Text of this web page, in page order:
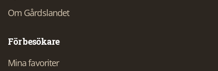
Om Gårdslandet
För besökare
Mina favoriter